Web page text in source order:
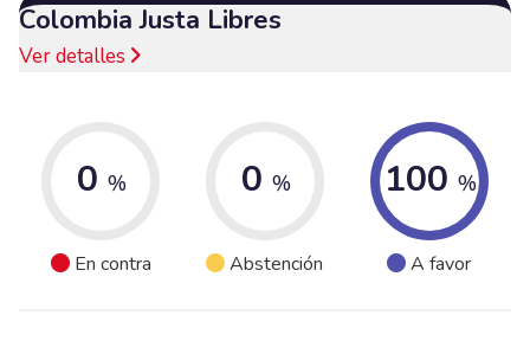
Colombia Justa Libres
Ver detalles
0 %
En contra
0 %
Abstención
100 %
A favor